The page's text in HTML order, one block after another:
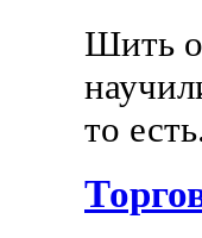
Шить
то